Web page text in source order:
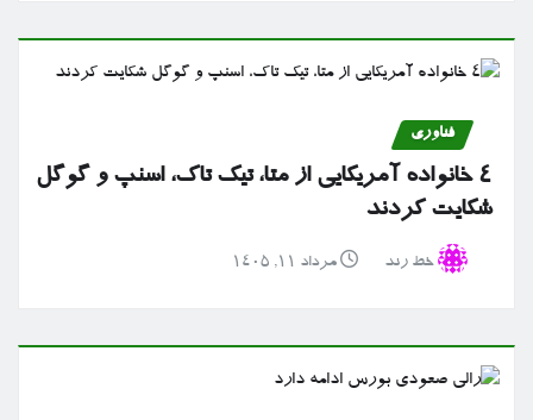
فناوری
۴ خانواده آمریکایی از متا، تیک تاک، اسنپ و گوگل
شکایت کردند
خط رند مرداد ۱۱, ۱۴۰۵